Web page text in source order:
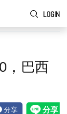
LOGIN
，巴西
分享